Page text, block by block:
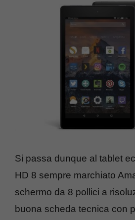
Si passa dunque al tablet
HD 8 sempre marchiato
schermo da 8 pollici a
buona scheda tecnica con